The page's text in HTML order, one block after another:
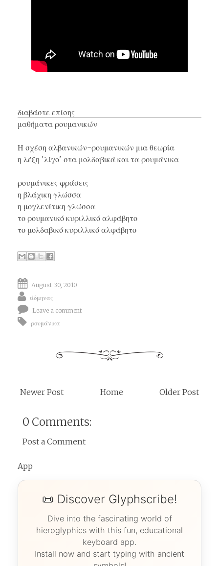
διαβάστε επίσης
μαθήματα ρουμανικών
Η σχέση αλβανικών-ρουμανικών μια θεωρία
η λέξη 'λίγο' στα μολδαβικά και τα ρουμάνικα
ρουμάνικες φράσεις
η βλάχικη γλώσσα
η μογλενίτικη γλώσσα
το ρουμανικό κυριλλικό αλφάβητο
το μολδαβικό κυριλλικό αλφάβητο
August 30, 2010
άδμηνας
Leave a comment
ρουμάνικα
Newer Post Older Post
Home
0 Comments:
Post a Comment
App
📜 Discover Glyphscribe!
Dive into the fascinating world of
hieroglyphics with this fun, educational
keyboard app.
Install now and start typing with ancient